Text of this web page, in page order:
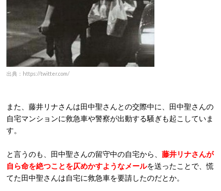
出典：https://twitter.com/
また、藤井リナさんは田中聖さんとの交際中に、田中聖さんの
自宅マンションに救急車や警察が出動する騒ぎも起こしていま
す。
と言うのも、田中聖さんの留守中の自宅から、 藤井リナさんが
自ら命を絶つことを仄めかすようなメールを送ったことで、慌
てた田中聖さんは自宅に救急車を要請したのだとか。